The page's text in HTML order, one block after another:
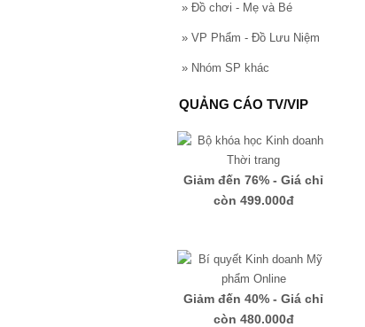
» Đồ chơi - Mẹ và Bé
» VP Phẩm - Đồ Lưu Niệm
» Nhóm SP khác
QUẢNG CÁO TV/VIP
Giảm đến 76% - Giá chỉ
còn 499.000đ
Giảm đến 40% - Giá chỉ
còn 480.000đ